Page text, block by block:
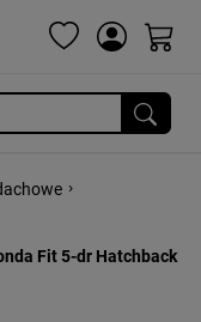
›
Fit 5-dr Hatchback